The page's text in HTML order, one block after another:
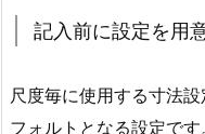
記入前に設定を用
尺度毎に使用する寸法
フォルトとなる設定です